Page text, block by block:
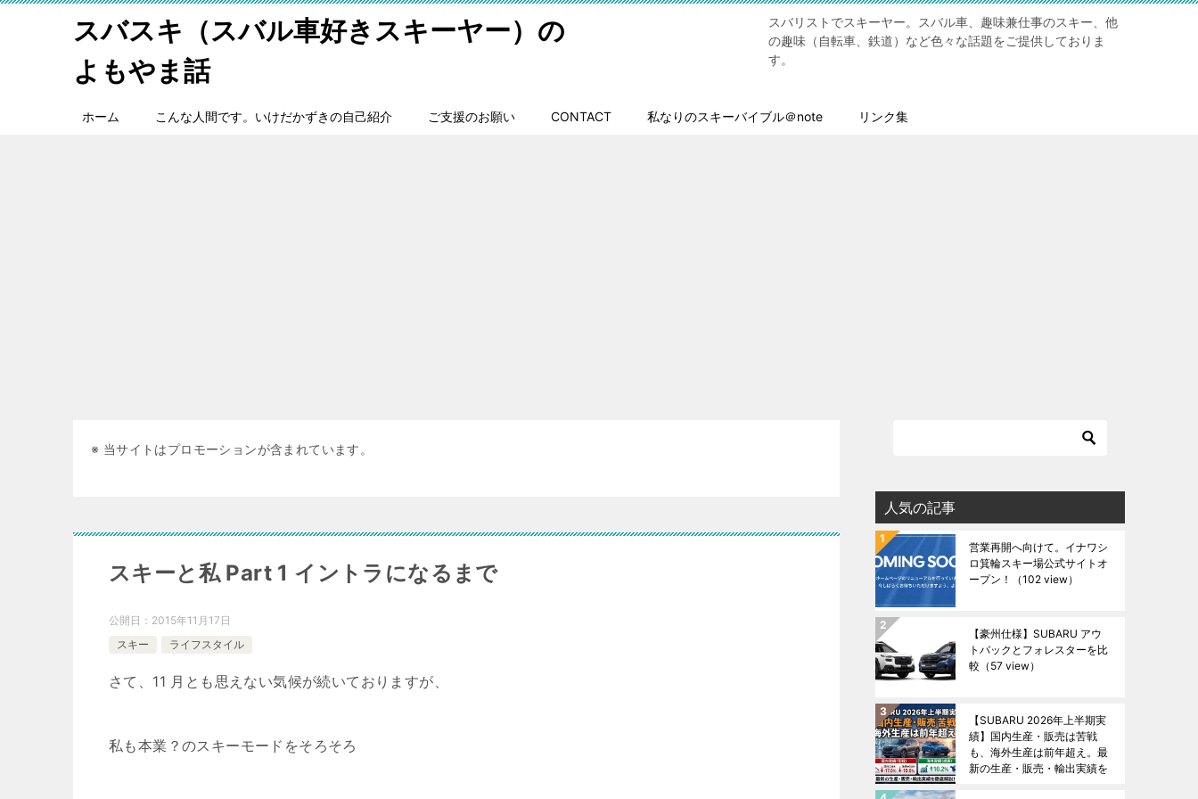
スバスキ（スバル車好きスキーヤー）の
よもやま話
スバリストでスキーヤー。スバル車、趣味兼仕事のスキー、他
の趣味（自転車、鉄道）など色々な話題をご提供しておりま
す。
ホーム こんな人間です。いけだかずきの自己紹介 ご支援のお願い CONTACT 私なりのスキーバイブル＠note リンク集
※ 当サイトはプロモーションが含まれています。
スキーと私 Part 1 イントラになるまで
公開日： 2015年11月17日
スキー
ライフスタイル
さて、11 月とも思えない気候が続いておりますが、
私も本業？のスキーモードをそろそろ
人気の記事
営業再開へ向けて。イナワシ
ロ箕輪スキー場公式サイトオ
ープン！
（102 view）
【豪州仕様】SUBARU アウ
トバックとフォレスターを比
較 （57 view）
【SUBARU 2026年上半期実
績】国内生産・販売は苦戦
も、海外生産は前年超え。最
新の生産・販売・輸出実績を